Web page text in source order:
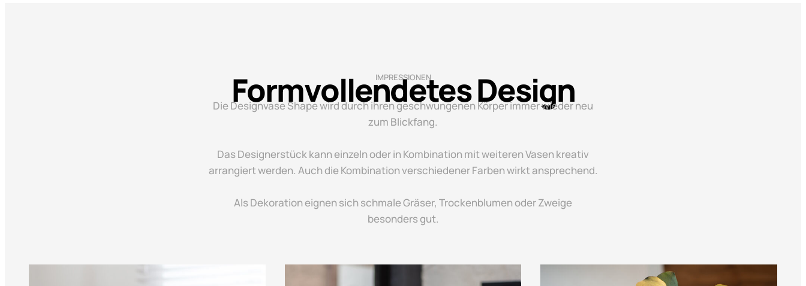
IMPRESSIONEN
Formvollendetes Design
Die Designvase Shape wird durch ihren geschwungenen Körper immer wieder neu
zum Blickfang.
Das Designerstück kann einzeln oder in Kombination mit weiteren Vasen kreativ
arrangiert werden. Auch die Kombination verschiedener Farben wirkt ansprechend.
Als Dekoration eignen sich schmale Gräser, Trockenblumen oder Zweige
besonders gut.